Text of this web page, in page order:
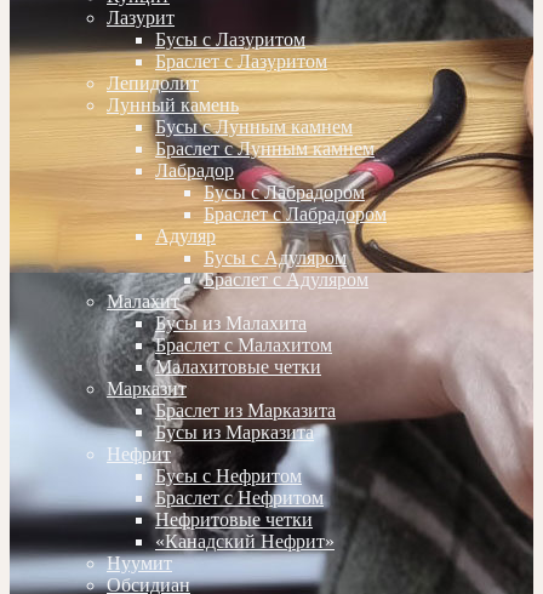
Лазурит
Бусы с Лазуритом
Браслет с Лазуритом
Лепидолит
Лунный камень
Бусы с Лунным камнем
Браслет с Лунным камнем
Лабрадор
Бусы с Лабрадором
Браслет с Лабрадором
Адуляр
Бусы с Адуляром
Браслет с Адуляром
Малахит
Бусы из Малахита
Браслет с Малахитом
Малахитовые четки
Марказит
Браслет из Марказита
Бусы из Марказита
Нефрит
Бусы с Нефритом
Браслет с Нефритом
Нефритовые четки
«Канадский Нефрит»
Нуумит
Обсидиан